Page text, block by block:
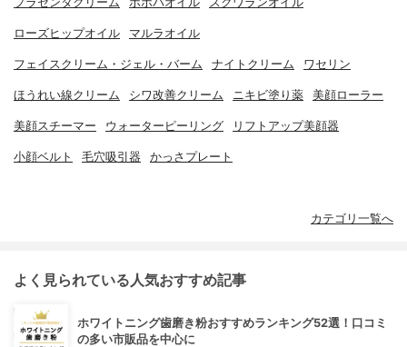
ローズヒップオイル マルラオイル
フェイスクリーム・ジェル・バーム ナイトクリーム ワセリン
ほうれい線クリーム シワ改善クリーム ニキビ塗り薬 美顔ローラー
美顔スチーマー ウォーターピーリング リフトアップ美顔器
小顔ベルト 毛穴吸引器 かっさプレート
カテゴリ一覧へ
よく見られている人気おすすめ記事
ホワイトニング歯磨き粉おすすめランキング52選！口コミ
の多い市販品を中心に